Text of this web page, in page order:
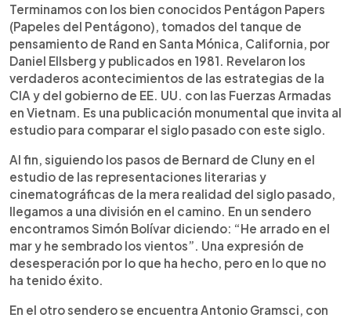
Terminamos con los bien conocidos Pentágon Papers
(Papeles del Pentágono), tomados del tanque de
pensamiento de Rand en Santa Mónica, California, por
Daniel Ellsberg y publicados en 1981. Revelaron los
verdaderos acontecimientos de las estrategias de la
CIA y del gobierno de EE. UU. con las Fuerzas Armadas
en Vietnam. Es una publicación monumental que invita al
estudio para comparar el siglo pasado con este siglo.
Al fin, siguiendo los pasos de Bernard de Cluny en el
estudio de las representaciones literarias y
cinematográficas de la mera realidad del siglo pasado,
llegamos a una división en el camino. En un sendero
encontramos Simón Bolívar diciendo: “He arrado en el
mar y he sembrado los vientos”. Una expresión de
desesperación por lo que ha hecho, pero en lo que no
ha tenido éxito.
En el otro sendero se encuentra Antonio Gramsci, con